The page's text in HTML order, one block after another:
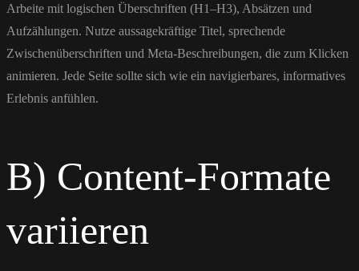
Arbeite mit logischen Überschriften (H1–H3), Absätzen und
Aufzählungen. Nutze aussagekräftige Titel, sprechende
Zwischenüberschriften und Meta-Beschreibungen, die zum Klicken
animieren. Jede Seite sollte sich wie ein navigierbares, informatives
Erlebnis anfühlen.
B) Content-Formate
variieren